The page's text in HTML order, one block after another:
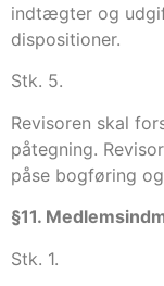
indtægter og
dispositioner.
Stk. 5.
Revisoren skal
påtegning.
påse bogføring
§11.
Stk. 1.